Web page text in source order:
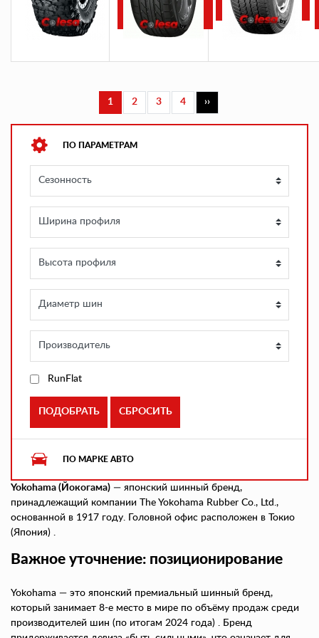
Текущая
1
Page
2
Page
3
Page
4 ››
ПО ПАРАМЕТРАМ
RunFlat
ПО МАРКЕ АВТО
Yokohama (Йокогама) — японский шинный бренд,
принадлежащий компании The Yokohama Rubber Co., Ltd.,
основанной в 1917 году. Головной офис расположен в Токио
(Япония) .
Важное уточнение: позиционирование
Yokohama — это японский премиальный шинный бренд,
который занимает 8-е место в мире по объёму продаж среди
производителей шин (по итогам 2024 года) . Бренд